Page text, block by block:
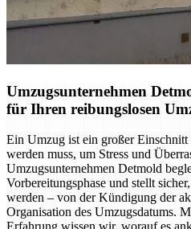
Umzugsunternehmen
für Ihren reibungslosen
Ein Umzug ist ein großer
werden muss, um Stress und
Umzugsunternehmen Detmold
Vorbereitungsphase und stellt
werden – von der Kündigung der
Organisation des Umzugsdatums.